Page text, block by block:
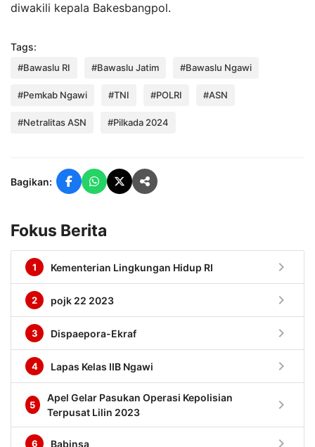
diwakili kepala Bakesbangpol.
Tags:
#Bawaslu RI #Bawaslu Jatim #Bawaslu Ngawi
#Pemkab Ngawi #TNI #POLRI #ASN
#Netralitas ASN #Pilkada 2024
Bagikan:
Fokus Berita
1 Kementerian Lingkungan Hidup RI chevron_right
2 pojk 22 2023 chevron_right
3 Dispaepora-Ekraf chevron_right
4 Lapas Kelas IIB Ngawi chevron_right
5
Apel Gelar Pasukan Operasi Kepolisian
Terpusat Lilin 2023
chevron_right
6 Babinsa chevron_right